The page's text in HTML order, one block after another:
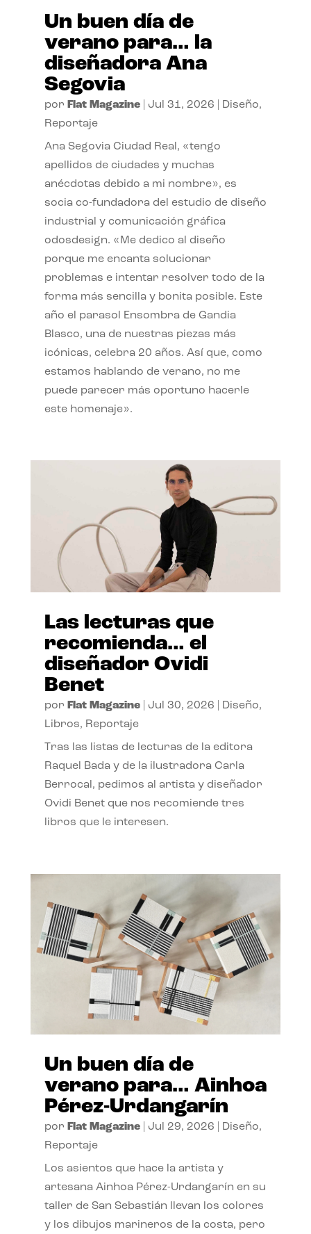
Un buen día de
verano para… la
diseñadora Ana
Segovia
por Flat Magazine| Jul 31, 2026 Diseño,
Reportaje
Ana Segovia Ciudad Real, «tengo
apellidos de ciudades y muchas
anécdotas debido a mi nombre», es
socia co-fundadora del estudio de diseño
industrial y comunicación gráfica
odosdesign. «Me dedico al diseño
porque me encanta solucionar
problemas e intentar resolver todo de la
forma más sencilla y bonita posible. Este
año el parasol Ensombra de Gandia
Blasco, una de nuestras piezas más
icónicas, celebra 20 años. Así que, como
estamos hablando de verano, no me
puede parecer más oportuno hacerle
este homenaje».
Las lecturas que
recomienda… el
diseñador Ovidi
Benet
por Flat Magazine| Jul 30, 2026 Diseño,
Libros, Reportaje
Tras las listas de lecturas de la editora
Raquel Bada y de la ilustradora Carla
Berrocal, pedimos al artista y diseñador
Ovidi Benet que nos recomiende tres
libros que le interesen.
Un buen día de
verano para… Ainhoa
Pérez-Urdangarín
por Flat Magazine| Jul 29, 2026 Diseño,
Reportaje
Los asientos que hace la artista y
artesana Ainhoa Pérez-Urdangarín en su
taller de San Sebastián llevan los colores
y los dibujos marineros de la costa, pero